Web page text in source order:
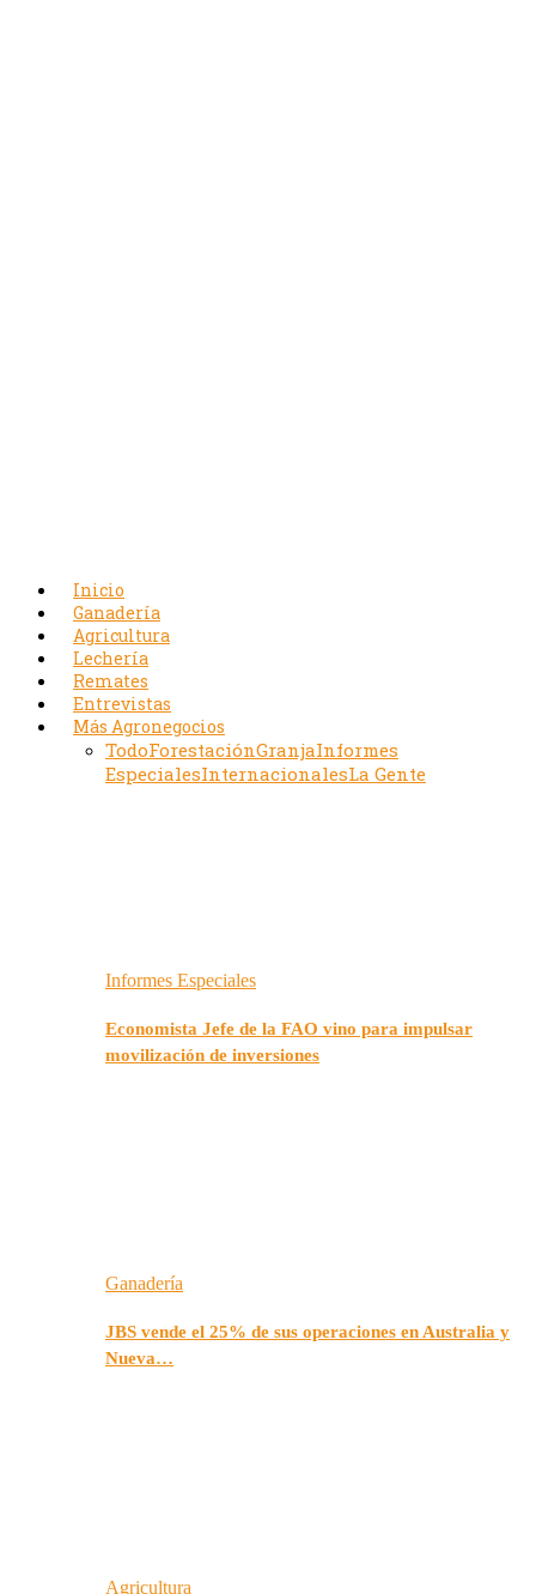
Inicio
Ganadería
Agricultura
Lechería
Remates
Entrevistas
Más Agronegocios
TodoForestaciónGranjaInformes
EspecialesInternacionalesLa Gente
Informes Especiales
Economista Jefe de la FAO vino para impulsar
movilización de inversiones
Ganadería
JBS vende el 25% de sus operaciones en Australia y
Nueva…
Agricultura